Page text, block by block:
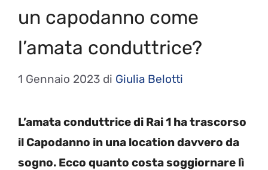
un capodanno come
l’amata conduttrice?
1 Gennaio 2023 di Giulia Belotti
L’amata conduttrice di Rai 1 ha trascorso
il Capodanno in una location davvero da
sogno. Ecco quanto costa soggiornare lì